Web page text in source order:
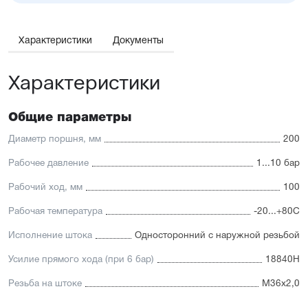
условиях
Отличительные черты:
Высокое усилие при прямом и обратном ходе
Уплотнение — полиуретан (PU) с возможностью
замены на уплотнения с расширенным температурным
тяжелых условиях. А также дополнительное
частицы в полость цилиндра
элоксаловым покрытием, препятствующим коррозии
(нержавейка доступна в качестве опции)
демпфирование
Характеристики Документы
Характеристики
Общие параметры
Диаметр поршня, мм 200
Рабочее давление 1...10 бар
Рабочий ход, мм 100
Рабочая температура -20...+80С
Исполнение штока Односторонний с наружной резьбой
Усилие прямого хода (при 6 бар) 18840Н
Резьба на штоке М36х2,0